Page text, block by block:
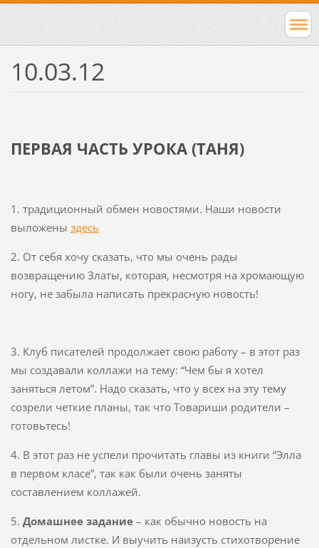
10.03.12
ПЕРВАЯ ЧАСТЬ УРОКА (ТАНЯ)
1. традиционный обмен новостями. Наши новости
выложены здесь
2. От себя хочу сказать, что мы очень рады
возвращению Златы, которая, несмотря на хромающую
ногу, не забыла написать прекрасную новость!
3. Клуб писателей продолжает свою работу – в этот раз
мы создавали коллажи на тему: “Чем бы я хотел
заняться летом”. Надо сказать, что у всех на эту тему
созрели четкие планы, так что Товариши родители –
готовьтесь!
4. В этот раз не успели прочитать главы из книги “Элла
в первом класе”, так как были очень заняты
составлением коллажей.
5. Домашнее задание– как обычно новость на
отдельном листке. И выучить наизусть стихотворение